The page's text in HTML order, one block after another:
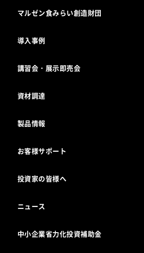
会社組織
製品の開発
事業所一覧
マルゼン食みらい創造財団
導入事例
講習会・展示即売会
資材調達
製品情報
電気・ガス別厨房機器
お客様サポート
アフターサービスお問合せ先
海外出店をご検討のお客様へ
投資家の皆様へ
ニュース
中小企業省力化投資補助金